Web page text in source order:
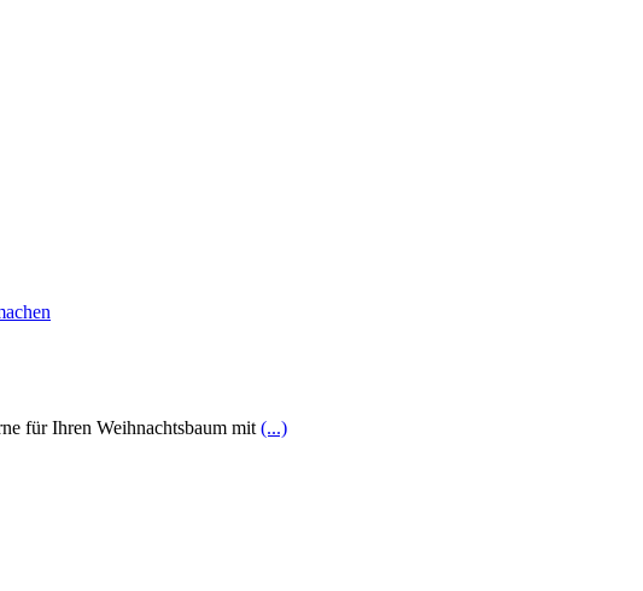
für Ihren Weihnachtsbaum mit(...)